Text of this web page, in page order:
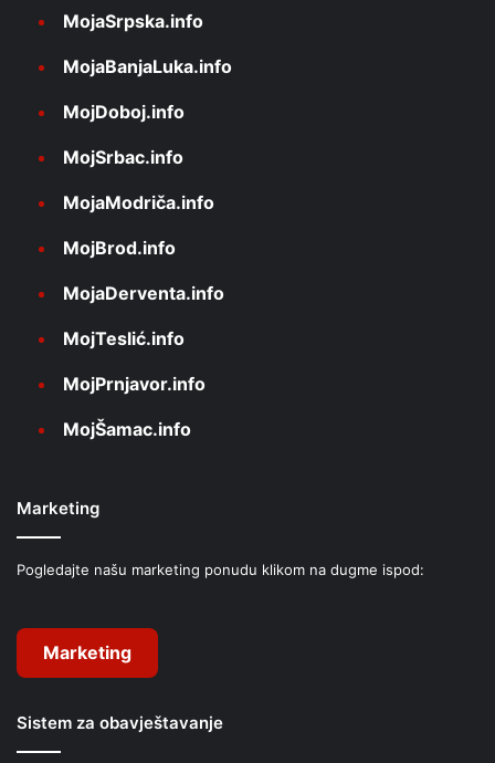
MojaSrpska.info
MojaBanjaLuka.info
MojDoboj.info
MojSrbac.info
MojaModriča.info
MojBrod.info
MojaDerventa.info
MojTeslić.info
MojPrnjavor.info
MojŠamac.info
Marketing
Pogledajte našu marketing ponudu klikom na dugme ispod:
Marketing
Sistem za obavještavanje